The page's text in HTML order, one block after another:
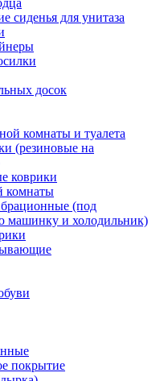
сиденья для унитаза
досок
комнаты и туалета
(резиновые на
коврики
комнаты
(под
машинку и холодильник)
покрытие